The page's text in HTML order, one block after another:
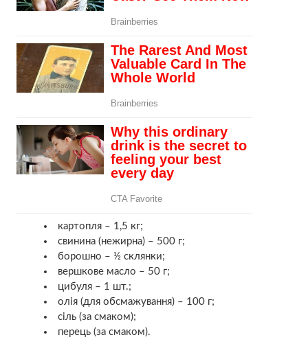
картопля – 1,5 кг;
свинина (нежирна) – 500 г;
борошно – ½ склянки;
вершкове масло – 50 г;
цибуля – 1 шт.;
олія (для обсмажування) – 100 г;
сіль (за смаком);
перець (за смаком).